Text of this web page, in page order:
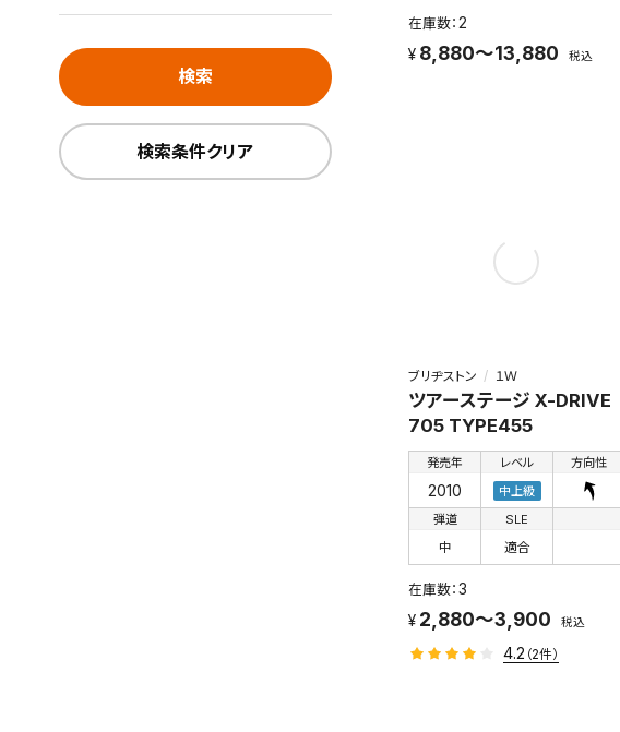
2
8,880～13,880 税込
ブリヂストン １Ｗ
ツアーステージ X-DRIVE
705 TYPE455
発売年
2010
レベル
中上級
方向性
弾道
中
SLE
適合
3
2,880～3,900 税込
4.2 （2件）
検索
検索条件クリア